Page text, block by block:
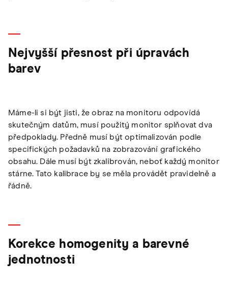
Nejvyšší přesnost při úpravách
barev
Máme-li si být jisti, že obraz na monitoru odpovídá
skutečným datům, musí použitý monitor splňovat dva
předpoklady. Předně musí být optimalizován podle
specifických požadavků na zobrazování grafického
obsahu. Dále musí být zkalibrován, neboť každý monitor
stárne. Tato kalibrace by se měla provádět pravidelně a
řádně.
Korekce homogenity a barevné
jednotnosti